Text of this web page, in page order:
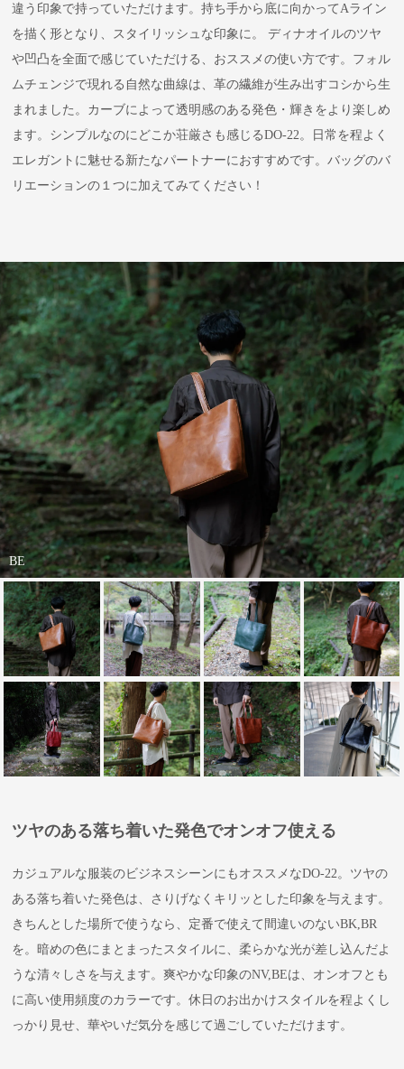
違う印象で持っていただけます。持ち手から底に向かってAライン
を描く形となり、スタイリッシュな印象に。 ディナオイルのツヤ
や凹凸を全面で感じていただける、おススメの使い方です。フォル
ムチェンジで現れる自然な曲線は、革の繊維が生み出すコシから生
まれました。カーブによって透明感のある発色・輝きをより楽しめ
ます。シンプルなのにどこか荘厳さも感じるDO-22。日常を程よく
エレガントに魅せる新たなパートナーにおすすめです。バッグのバ
リエーションの１つに加えてみてください！
BE
ツヤのある落ち着いた発色でオンオフ使える
カジュアルな服装のビジネスシーンにもオススメなDO-22。ツヤの
ある落ち着いた発色は、さりげなくキリッとした印象を与えます。
きちんとした場所で使うなら、定番で使えて間違いのないBK,BR
を。暗めの色にまとまったスタイルに、柔らかな光が差し込んだよ
うな清々しさを与えます。爽やかな印象のNV,BEは、オンオフとも
に高い使用頻度のカラーです。休日のお出かけスタイルを程よくし
っかり見せ、華やいだ気分を感じて過ごしていただけます。